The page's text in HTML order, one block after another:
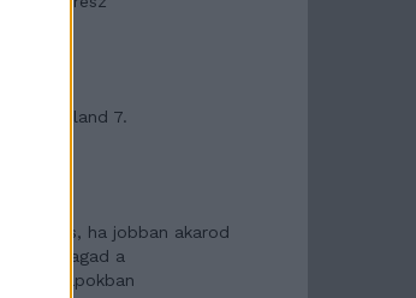
Máltai kaland 7.
10 tanács, ha jobban akarod
érezni magad a
hétköznapokban